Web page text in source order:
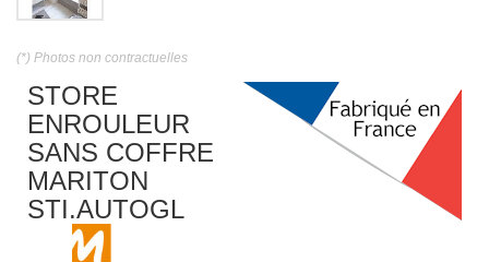
(*) Photos non contractuelles
STORE
ENROULEUR
SANS COFFRE
MARITON
STI.AUTOGL